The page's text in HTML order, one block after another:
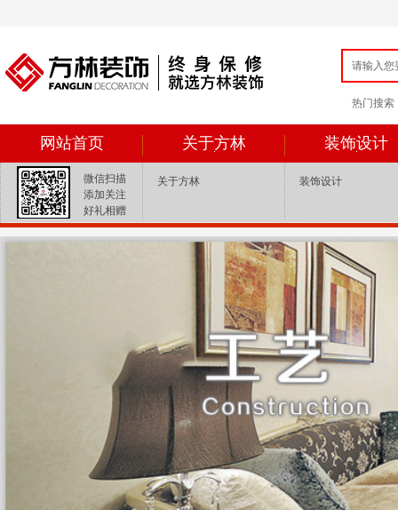
热门搜索
网站首页 关于方林 装饰设计
微信扫描
添加关注
好礼相赠
关于方林 装饰设计